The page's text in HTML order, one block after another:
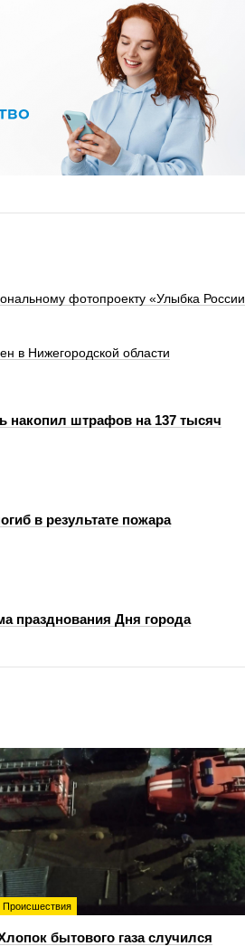
фотопроекту «Улыбка России.
в Нижегородской области
накопил штрафов на 137 тысяч
в результате пожара
празднования Дня города
Происшествия
бытового газа случился